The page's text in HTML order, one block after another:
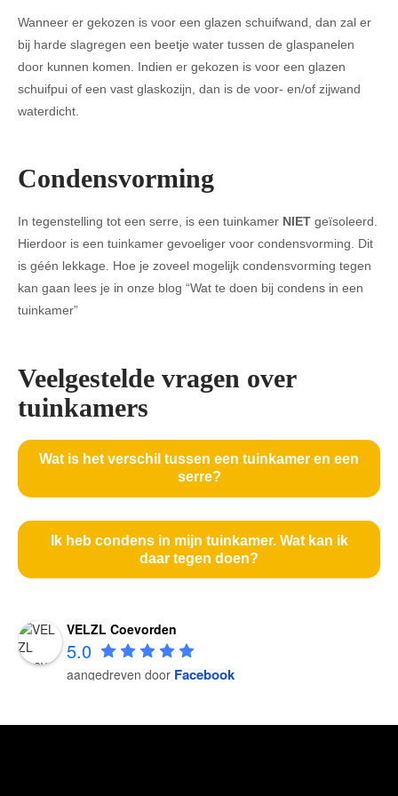
Wanneer er gekozen is voor een glazen schuifwand, dan zal er
bij harde slagregen een beetje water tussen de glaspanelen
door kunnen komen. Indien er gekozen is voor een glazen
schuifpui of een vast glaskozijn, dan is de voor- en/of zijwand
waterdicht.
Condensvorming
In tegenstelling tot een serre, is een tuinkamer NIET geïsoleerd.
Hierdoor is een tuinkamer gevoeliger voor condensvorming. Dit
is géén lekkage. Hoe je zoveel mogelijk condensvorming tegen
kan gaan lees je in onze blog “Wat te doen bij condens in een
tuinkamer”
Veelgestelde vragen over
tuinkamers
Wat is het verschil tussen een tuinkamer en een
serre?
Ik heb condens in mijn tuinkamer. Wat kan ik
daar tegen doen?
VELZL Coevorden
5.0
aangedreven door Facebook